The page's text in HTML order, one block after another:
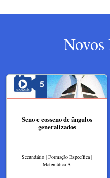
Novos
Seno e cosseno de ângulos
generalizados
Secundário | Formação Específica |
Matemática A